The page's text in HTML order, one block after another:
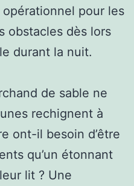
opérationnel pour les
obstacles dès lors
durant la nuit.
de sable ne
rechignent à
ont-il besoin d’être
qu’un étonnant
lit ? Une